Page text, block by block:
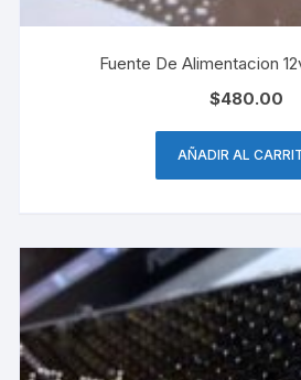
Fuente De Alimentacion
$480.00
AÑADIR AL